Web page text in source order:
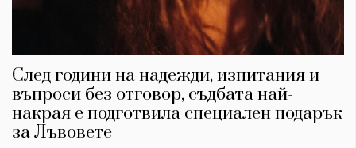
След години на надежди, изпитания и
въпроси без отговор, съдбата най-
накрая е подготвила специален подарък
за Лъвовете
Ако нашият сайт ви харесва, можете да се абонирате за
седмичния ни нюзлетър тук:
© 2026, HighViewArt | Всички права запазени